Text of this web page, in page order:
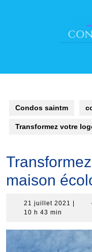
Condos saintm
Transformez votre
maison
21 juillet 2021 21
10 h 43 min